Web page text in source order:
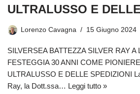
ULTRALUSSO E
Lorenzo Cavagna 15 Giugno 2024
SILVERSEA BATTEZZA SILVER RAY A
FESTEGGIA 30 ANNI COME
ULTRALUSSO E DELLE SPEDIZIONI
Ray, la Dott.ssa… Leggi tutto »